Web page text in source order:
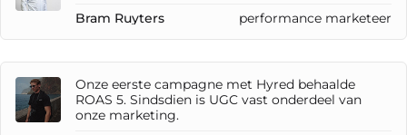
Bram Ruyters
performance marketeer
Onze eerste campagne met Hyred behaalde
ROAS 5. Sindsdien is UGC vast onderdeel van
onze marketing.